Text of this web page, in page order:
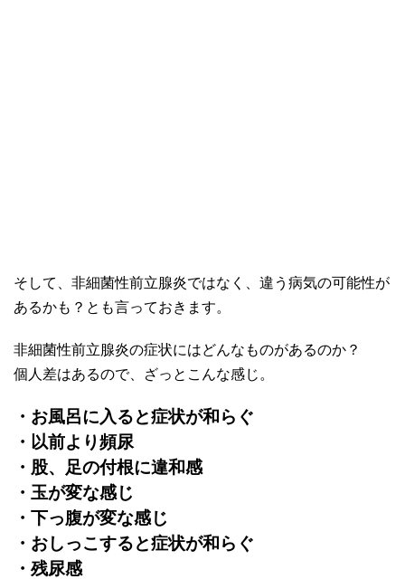
そして、非細菌性前立腺炎ではなく、違う病気の可能性が
あるかも？とも言っておきます。
非細菌性前立腺炎の症状にはどんなものがあるのか？
個人差はあるので、ざっとこんな感じ。
・お風呂に入ると症状が和らぐ
・以前より頻尿
・股、足の付根に違和感
・玉が変な感じ
・下っ腹が変な感じ
・おしっこすると症状が和らぐ
・残尿感